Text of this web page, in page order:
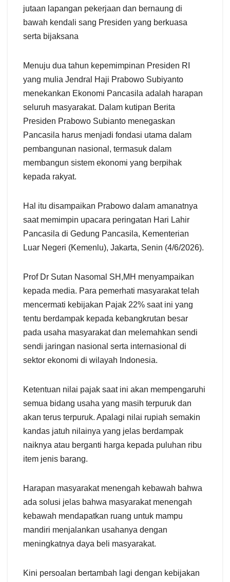
jutaan lapangan pekerjaan dan bernaung di
bawah kendali sang Presiden yang berkuasa
serta bijaksana
Menuju dua tahun kepemimpinan Presiden RI
yang mulia Jendral Haji Prabowo Subiyanto
menekankan Ekonomi Pancasila adalah harapan
seluruh masyarakat. Dalam kutipan Berita
Presiden Prabowo Subianto menegaskan
Pancasila harus menjadi fondasi utama dalam
pembangunan nasional, termasuk dalam
membangun sistem ekonomi yang berpihak
kepada rakyat.
Hal itu disampaikan Prabowo dalam amanatnya
saat memimpin upacara peringatan Hari Lahir
Pancasila di Gedung Pancasila, Kementerian
Luar Negeri (Kemenlu), Jakarta, Senin (4/6/2026).
Prof Dr Sutan Nasomal SH,MH menyampaikan
kepada media. Para pemerhati masyarakat telah
mencermati kebijakan Pajak 22% saat ini yang
tentu berdampak kepada kebangkrutan besar
pada usaha masyarakat dan melemahkan sendi
sendi jaringan nasional serta internasional di
sektor ekonomi di wilayah Indonesia.
Ketentuan nilai pajak saat ini akan mempengaruhi
semua bidang usaha yang masih terpuruk dan
akan terus terpuruk. Apalagi nilai rupiah semakin
kandas jatuh nilainya yang jelas berdampak
naiknya atau berganti harga kepada puluhan ribu
item jenis barang.
Harapan masyarakat menengah kebawah bahwa
ada solusi jelas bahwa masyarakat menengah
kebawah mendapatkan ruang untuk mampu
mandiri menjalankan usahanya dengan
meningkatnya daya beli masyarakat.
Kini persoalan bertambah lagi dengan kebijakan